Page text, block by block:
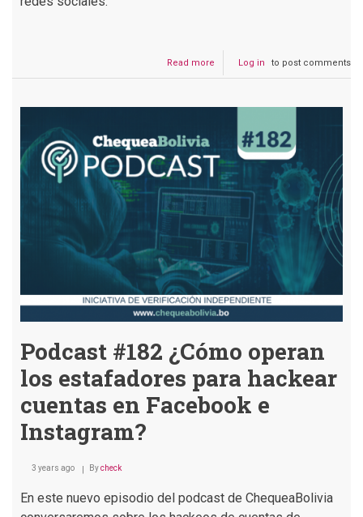
Read more
Podcast
artificial
estafar
con
remedios
milagrosos
Log in to post comments
Podcast #182 ¿Cómo operan
los estafadores para hackear
cuentas en Facebook e
Instagram?
3 years ago Bycheck
En este nuevo episodio del podcast de ChequeaBolivia